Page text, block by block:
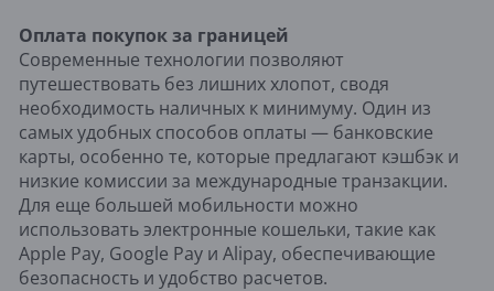
Оплата покупок за границей
Современные технологии позволяют
путешествовать без лишних хлопот, сводя
необходимость наличных к минимуму. Один из
самых удобных способов оплаты — банковские
карты, особенно те, которые предлагают кэшбэк и
низкие комиссии за международные транзакции.
Для еще большей мобильности можно
использовать электронные кошельки, такие как
Apple Pay, Google Pay и Alipay, обеспечивающие
безопасность и удобство расчетов.